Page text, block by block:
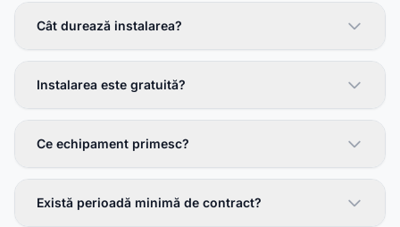
Cât durează instalarea?
Instalarea este gratuită?
Ce echipament primesc?
Există perioadă minimă de contract?